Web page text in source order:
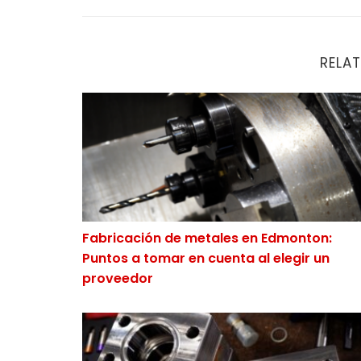
Fabricación de metales en Edmonton:
Fabricación de metales en Edmonton:
Puntos a tomar en cuenta al elegir un
proveedor
¿En qué consiste el servicio de fabricación